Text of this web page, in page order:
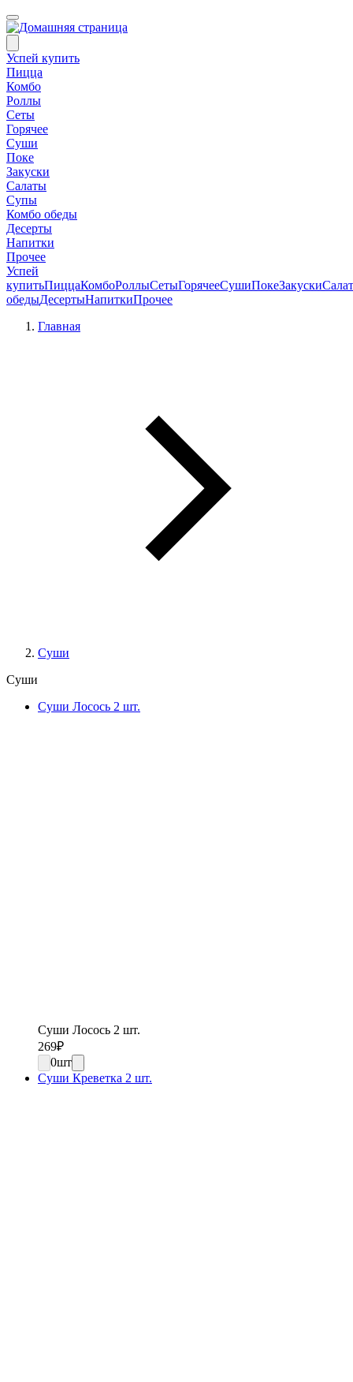
Успей купить
Пицца
Комбо
Роллы
Сеты
Горячее
Суши
Поке
Закуски
Салаты
Супы
Комбо обеды
Десерты
Напитки
Прочее
Успей
купитьПиццаКомбоРоллыСетыГорячееСушиПокеЗакуски
обедыДесертыНапиткиПрочее
Главная
Суши
Суши
Суши Лосось 2 шт.
Суши Лосось 2 шт.
269₽
0шт
Суши Креветка 2 шт.